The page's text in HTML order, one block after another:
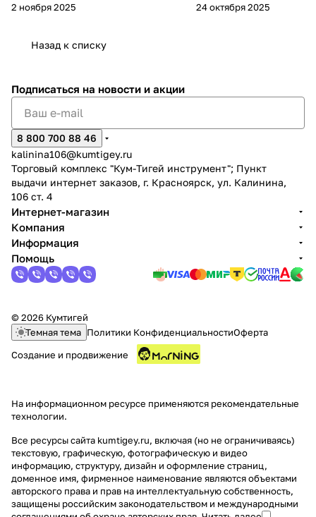
2 ноября 2025 24 октября 2025
Назад к списку
Подписаться на новости и акции
8 800 700 88 46
kalinina106@kumtigey.ru
Торговый комплекс "Кум-Тигей инструмент"; Пункт
выдачи интернет заказов, г. Красноярск, ул. Калинина,
106 ст. 4
Интернет-магазин
Компания
Информация
Помощь
© 2026 Кумтигей
Темная тема Политики КонфиденциальностиОферта
Создание и продвижение
На информационном ресурсе применяются рекомендательные
технологии.
Все ресурсы сайта kumtigey.ru, включая (но не ограничиваясь)
текстовую, графическую, фотографическую и видео
информацию, структуру, дизайн и оформление страниц,
доменное имя, фирменное наименование являются объектами
авторского права и прав на интеллектуальную собственность,
защищены российским законодательством и международными